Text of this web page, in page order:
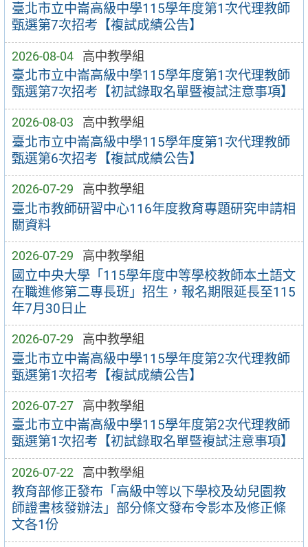
臺北市立中崙高級中學115學年度第1次代理教師
甄選第7次招考【複試成績公告】
2026-08-04 高中教學組
臺北市立中崙高級中學115學年度第1次代理教師
甄選第7次招考【初試錄取名單暨複試注意事項】
2026-08-03 高中教學組
臺北市立中崙高級中學115學年度第1次代理教師
甄選第6次招考【複試成績公告】
2026-07-29 高中教學組
臺北市教師研習中心116年度教育專題研究申請相
關資料
2026-07-29 高中教學組
國立中央大學「115學年度中等學校教師本土語文
在職進修第二專長班」招生，報名期限延長至115
年7月30日止
2026-07-29 高中教學組
臺北市立中崙高級中學115學年度第2次代理教師
甄選第1次招考【複試成績公告】
2026-07-27 高中教學組
臺北市立中崙高級中學115學年度第2次代理教師
甄選第1次招考【初試錄取名單暨複試注意事項】
2026-07-22 高中教學組
教育部修正發布「高級中等以下學校及幼兒園教
師證書核發辦法」部分條文發布令影本及修正條
文各1份